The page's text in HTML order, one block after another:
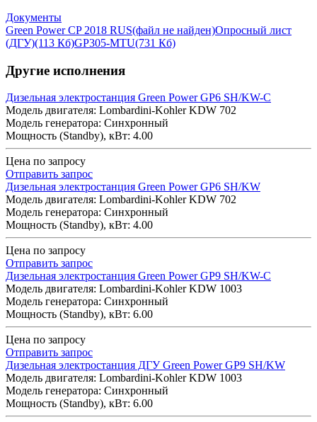
Документы
Green Power CP 2018 RUS(файл не найден)Опросный лист
(ДГУ)(113 Кб)GP305-MTU(731 Кб)
Другие исполнения
Дизельная электростанция Green Power GP6 SH/KW-C
Модель двигателя: Lombardini-Kohler KDW 702
Модель генератора: Синхронный
Мощность (Standby), кВт: 4.00
Цена по запросу
Отправить запрос
Дизельная электростанция Green Power GP6 SH/KW
Модель двигателя: Lombardini-Kohler KDW 702
Модель генератора: Синхронный
Мощность (Standby), кВт: 4.00
Цена по запросу
Отправить запрос
Дизельная электростанция Green Power GP9 SH/KW-C
Модель двигателя: Lombardini-Kohler KDW 1003
Модель генератора: Синхронный
Мощность (Standby), кВт: 6.00
Цена по запросу
Отправить запрос
Дизельная электростанция ДГУ Green Power GP9 SH/KW
Модель двигателя: Lombardini-Kohler KDW 1003
Модель генератора: Синхронный
Мощность (Standby), кВт: 6.00